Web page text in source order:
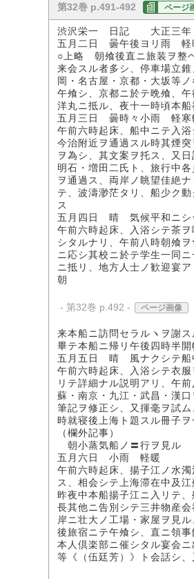
第32巻 p.491-492
ページ
渋沢栄一 日記 大正
五月二日 曇午後ヨリ雨 軽
○上略 朝飧後直ニ旅装ヲ整
来会スル者多シ、停車場立
岡・名古屋・京都・大坂等
午飧シ、京都ニ於テ晩飧、
洋丸ニ抵ル、夜十一時頃本
五月三日 曇時々小雨 軽寒
午前六時起床、船中ニテ入
今治附近ヲ通過スル時其煙
ヲ為シ、其文案ヲ托ス、又日
明石・増田二氏ト、旅行中
ヲ通過ス、両岸ノ眺望佳絶
テ、波濤渺茫タリ、船少ク
ス
五月四日 晴 気候平和ニシ
午前六時起床、入浴シテ茶
シタルナリ、午前八時朝飧
ニ応シ其校ニ於テ学生一同
ニ抵リ、地方人士ノ歓迎宴
朝
- 第32巻 p.492 - ページ画像
来本船ニ訪問セラルヽヲ謝
畢テ本船ニ帰リ午後四時半
五月五日 晴 風ナクシテ船
午前六時起床、入浴シテ衣
リテ詳細ナル説明アリ、午
蘇・南京・九江・武昌・漢
筆記ヲ修正シ、又揮毫ヲ試
時就寝後上海ト題スル冊子ヲ
（欄外記事）
朝小蒸気船ノ〓行ヲ見ル
五月六日 小雨 軽暖
午前六時起床、揚子江ノ水
ス、相会シテ上海滞在中及
昨夜中本船揚子江ニ入リテ
長其他ニ告別シテ三井物産
岸ニ壮大ノ工場・家屋ヲ見
後旅宿ニテ午飧シ、直ニ領
本人倶楽部ニ催シタル宴会
等《（伍廷芳）》ト会話シ